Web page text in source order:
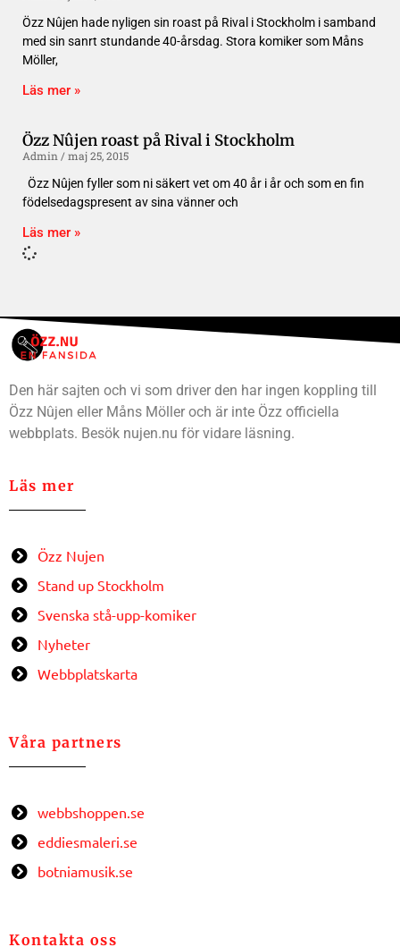
Özz Nûjen hade nyligen sin roast på Rival i Stockholm i samband
med sin sanrt stundande 40-årsdag. Stora komiker som Måns
Möller,
Läs mer »
Özz Nûjen roast på Rival i Stockholm
Admin
maj 25, 2015
Özz Nûjen fyller som ni säkert vet om 40 år i år och som en fin
födelsedagspresent av sina vänner och
Läs mer »
Den här sajten och vi som driver den har ingen koppling till
Özz Nûjen eller Måns Möller och är inte Özz officiella
webbplats. Besök nujen.nu för vidare läsning.
Läs mer
Özz Nujen
Stand up Stockholm
Svenska stå-upp-komiker
Nyheter
Webbplatskarta
Våra partners
webbshoppen.se
eddiesmaleri.se
botniamusik.se
Kontakta oss